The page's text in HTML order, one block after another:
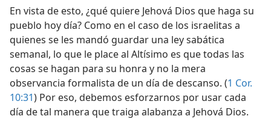
En vista de esto, ¿qué quiere Jehová Dios que haga su
pueblo hoy día? Como en el caso de los israelitas a
quienes se les mandó guardar una ley sabática
semanal, lo que le place al Altísimo es que todas las
cosas se hagan para su honra y no la mera
observancia formalista de un día de descanso. (1 Cor.
10:31) Por eso, debemos esforzarnos por usar cada
día de tal manera que traiga alabanza a Jehová Dios.